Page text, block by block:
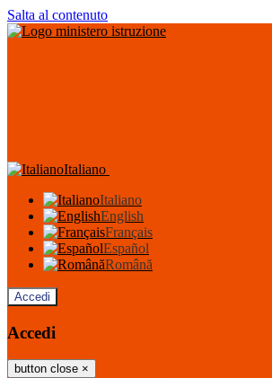
Salta al contenuto
Italiano
Italiano
English
Français
Español
Română
Accedi
Accedi
button close ×